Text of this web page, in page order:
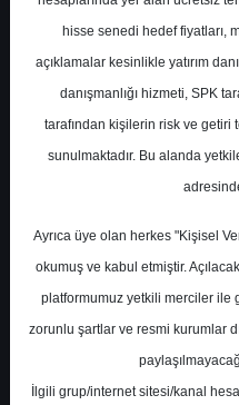
Ana Sayfa
Rapor Detay
GYO NAD
İnfo Yatırım
hisse senedi hedef fiyatları,
açıklamalar kesinlikle yatırım
danışmanlığı hizmeti, SPK
tarafından kişilerin risk ve getiri
sunulmaktadır. Bu alanda
Ayrıca üye olan herkes "Kişisel
okumuş ve kabul etmiştir.
platformumuz yetkili merciler ile
zorunlu şartlar ve resmi kurumlar
İlgili grup/internet sitesi/kanal